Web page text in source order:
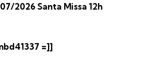
2026 Santa Missa 12h
=]]